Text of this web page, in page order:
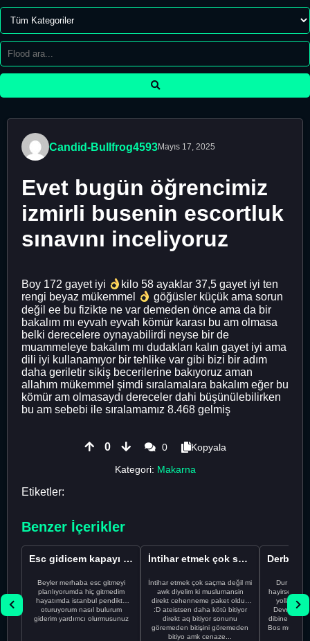
Candid-Bullfrog4593Mayıs 17, 2025
Evet bugün öğrencimiz
izmirli busenin escortluk
sınavını inceliyoruz
Boy 172 gayet iyi
kilo 58 ayaklar 37,5 gayet iyi ten
rengi beyaz mükemmel
göğüsler küçük ama sorun
değil ee bu fizikte ne var demeden önce ama da bir
bakalım mı eyvah eyvah kömür karası bu am olmasa
belki derecelere oynayabilirdi neyse bir de
muammeleye bakalım mı dudakları kalın gayet iyi ama
dili iyi kullanamıyor bir tehlike var gibi bizi bir adım
daha geriletir sikiş becerilerine bakıyoruz aman
allahım mükemmel şimdi sıralamalara bakalım eğer bu
kömür am olmasaydı dereceler dahi büşünülebilirken
bu am sebebi ile sıralamamız 8.468 gelmiş
0 0
Kopyala
Kategori: Makarna
Etiketler:
Benzer İçerikler
Esc gidicem kapayı koydum
Beyler merhaba esc gitmeyi
planlıyorumda hiç gitmedim
hayatımda istanbul pendikte
oturuyorum nasıl bulurum
giderim yardımcı olurmusunuz
İntihar etmek çok saçma değil mi
İntihar etmek çok saçma değil mi
awk diyelim ki muslumansin
direkt cehenneme paket oldun
:D ateistsen daha kötü bitiyor
direkt aq bitiyor sonunu
göremeden bitişini göremeden
bitiyo amk cenaze...
Dur
hayirsever
yolla
Devrim abi
dibine
Bos